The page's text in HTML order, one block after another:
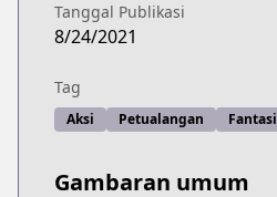
Tanggal Publikasi
8/24/2021
Tag
Aksi Petualangan Fantasi
Gambaran umum